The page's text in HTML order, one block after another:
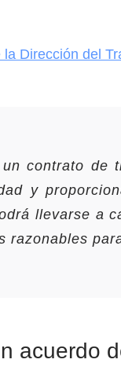
la Dirección del
contrato de
y
llevarse a
razonables
acuerdo